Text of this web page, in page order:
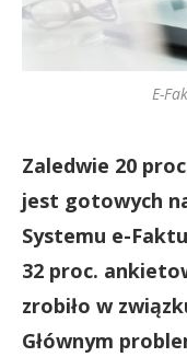
E-
Zaledwie 20
jest gotowych
Systemu e-
32 proc.
zrobiło w
Głównym